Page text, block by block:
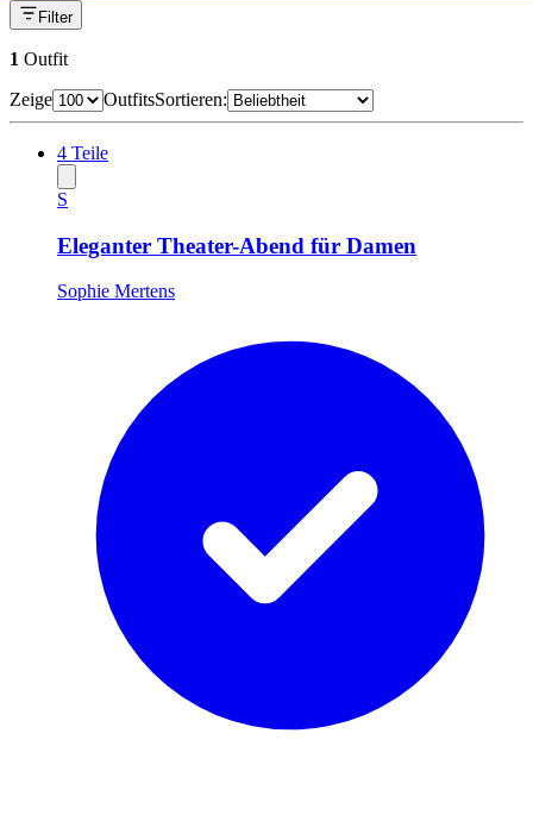
Filter
1 Outfit
Zeige
OutfitsSortieren:
4 Teile
S
Eleganter Theater-Abend für Damen
Sophie Mertens